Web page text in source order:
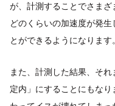
が、計測することでさまざ
どのくらいの加速度が発
とができるようになります。
また、計測した結果、そ
定内」にすることにもな